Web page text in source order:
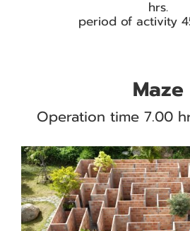
hrs.
period of activity
Maze
Operation time 7.00